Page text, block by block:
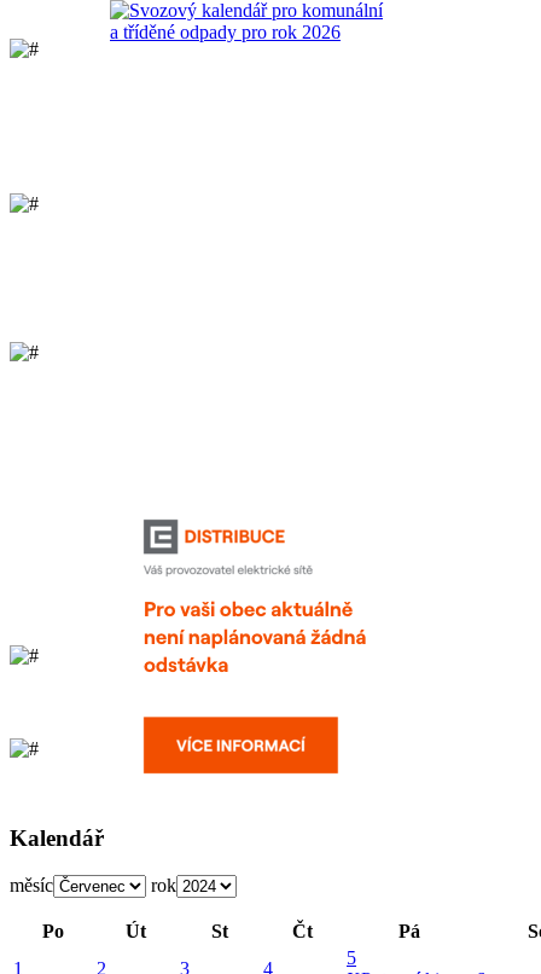
Kalendář
měsíc rok
Po Út St Čt Pá
1
2
3
4
5